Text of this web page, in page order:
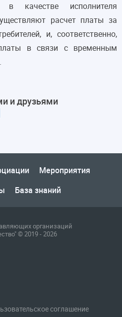
в качестве исполнителя
расчет платы за
и, соответственно,
в связи с временным
и друзьями
Мероприятия
База знаний
организаций
© 2019 - 2026
соглашение